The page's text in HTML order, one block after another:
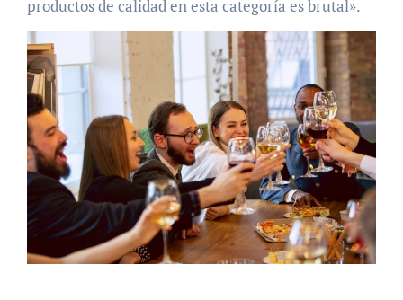
productos de calidad en esta categoría es brutal».